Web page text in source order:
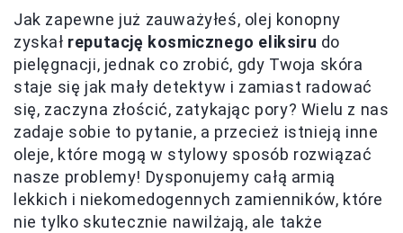
Jak zapewne już zauważyłeś, olej konopny
zyskał reputację kosmicznego eliksiru do
pielęgnacji, jednak co zrobić, gdy Twoja skóra
staje się jak mały detektyw i zamiast radować
się, zaczyna złościć, zatykając pory? Wielu z nas
zadaje sobie to pytanie, a przecież istnieją inne
oleje, które mogą w stylowy sposób rozwiązać
nasze problemy! Dysponujemy całą armią
lekkich i niekomedogennych zamienników, które
nie tylko skutecznie nawilżają, ale także